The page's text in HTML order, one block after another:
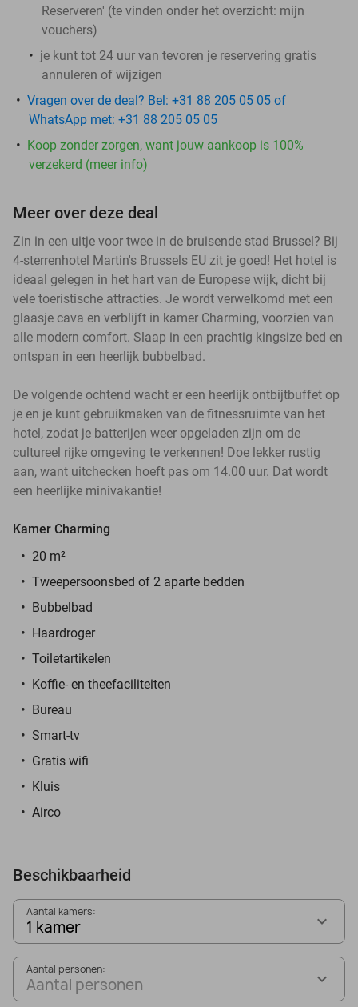
Reserveren' (te vinden onder het overzicht: mijn
vouchers)
je kunt tot 24 uur van tevoren je reservering gratis
annuleren of wijzigen
Vragen over de deal? Bel: +31 88 205 05 05 of
WhatsApp met: +31 88 205 05 05
Koop zonder zorgen, want jouw aankoop is 100%
verzekerd (meer info)
Meer over deze deal
Zin in een uitje voor twee in de bruisende stad Brussel? Bij
4-sterrenhotel Martin's Brussels EU zit je goed! Het hotel is
ideaal gelegen in het hart van de Europese wijk, dicht bij
vele toeristische attracties. Je wordt verwelkomd met een
glaasje cava en verblijft in kamer Charming, voorzien van
alle modern comfort. Slaap in een prachtig kingsize bed en
ontspan in een heerlijk bubbelbad.
De volgende ochtend wacht er een heerlijk ontbijtbuffet op
je en je kunt gebruikmaken van de fitnessruimte van het
hotel, zodat je batterijen weer opgeladen zijn om de
cultureel rijke omgeving te verkennen! Doe lekker rustig
aan, want uitchecken hoeft pas om 14.00 uur. Dat wordt
een heerlijke minivakantie!
Kamer Charming
20 m²
Tweepersoonsbed of 2 aparte bedden
Bubbelbad
Haardroger
Toiletartikelen
Koffie- en theefaciliteiten
Bureau
Smart-tv
Gratis wifi
Kluis
Airco
Beschikbaarheid
Aantal kamers:
1 kamer
Aantal personen:
Aantal personen